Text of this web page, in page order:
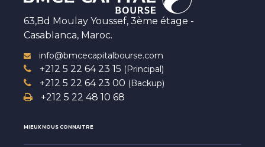
63,Bd Moulay Youssef, 3ème étage -
Casablanca, Maroc.
info@bmcecapitalbourse.com
+212 5 22 64 23 15 (Principal)
+212 5 22 64 23 00 (Backup)
+212 5 22 48 10 68
MIEUX NOUS CONNAITRE